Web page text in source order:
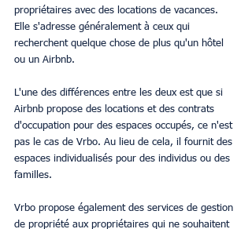
propriétaires avec des locations de vacances.
Elle s'adresse généralement à ceux qui
recherchent quelque chose de plus qu'un hôtel
ou un Airbnb.
L'une des différences entre les deux est que si
Airbnb propose des locations et des contrats
d'occupation pour des espaces occupés, ce n'est
pas le cas de Vrbo. Au lieu de cela, il fournit des
espaces individualisés pour des individus ou des
familles.
Vrbo propose également des services de gestion
de propriété aux propriétaires qui ne souhaitent